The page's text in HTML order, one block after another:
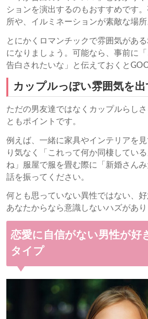
ションを演出するのもおすすめです
所や、イルミネーションが素敵な場所
とにかくロマンチックで雰囲気があ
になりましょう。可能なら、事前に
告白されたいな」と伝えておくと
カップルっぽい雰囲気を出
ただの男友達ではなくカップルらし
ともポイントです。
例えば、一緒に家具やインテリアを
り気なく「これって何か同棲してい
ね」服屋で服を畳む際に「新婚さん
話を振ってください。
何とも思っていない異性ではない、
あなたからなら意識しないハズがあり
恋愛に自信がない男性が好きな女性の
タイプ